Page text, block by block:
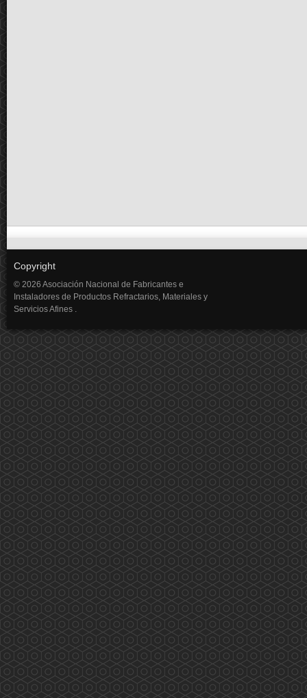
Copyright
© 2026 Asociación Nacional de Fabricantes e
Instaladores de Productos Refractarios, Materiales y
Servicios Afines .